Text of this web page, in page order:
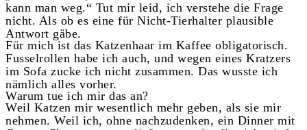
kann man weg.“ Tut mir leid, ich verstehe die Frage
nicht. Als ob es eine für Nicht-Tierhalter plausible
Antwort gäbe.
Für mich ist das Katzenhaar im Kaffee obligatorisch.
Fusselrollen habe ich auch, und wegen eines Kratzers
im Sofa zucke ich nicht zusammen. Das wusste ich
nämlich alles vorher.
Warum tue ich mir das an?
Weil Katzen mir wesentlich mehr geben, als sie mir
nehmen. Weil ich, ohne nachzudenken, ein Dinner mit